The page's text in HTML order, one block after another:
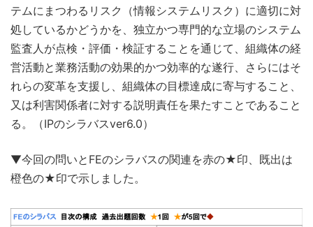
テムにまつわるリスク（情報システムリスク）に適切に対
処しているかどうかを、独立かつ専門的な立場のシステム
監査人が点検・評価・検証することを通じて、組織体の経
営活動と業務活動の効果的かつ効率的な遂行、さらにはそ
れらの変革を支援し、組織体の目標達成に寄与すること、
又は利害関係者に対する説明責任を果たすことであること
る。（IPのシラバスver6.0）
▼今回の問いとFEのシラバスの関連を赤の★印、既出は
橙色の★印で示しました。